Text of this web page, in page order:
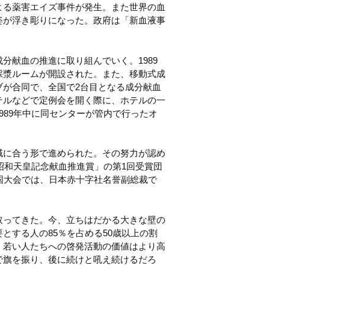
薬害エイズ事件が発生。また世界の血
浮き彫りになった。政府は「新血液事
献血の推進に取り組んでいく。1989
ルームが開設された。また、移動式成
合同で、全国で2台目となる成分献血
などで定例会を開く際に、ホテルの一
年中に同センターが管内で行ったオ
合う形で進められた。その努力が認め
天皇記念献血推進賞」の第1回受賞団
会では、日本赤十字社名誉副総裁で
てきた。今、立ちはだかる大きな壁の
する人の85％を占める50歳以上の割
い人たちへの啓発活動の価値はより高
を振り、後に続けと吼え続けるだろ